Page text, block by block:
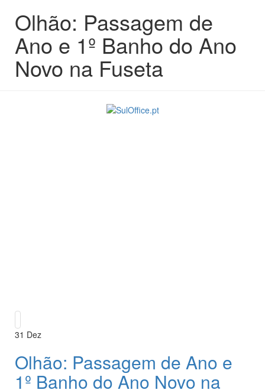
Olhão: Passagem de
Ano e 1º Banho do Ano
Novo na Fuseta
31 Dez
Olhão: Passagem de Ano e
1º Banho do Ano Novo na